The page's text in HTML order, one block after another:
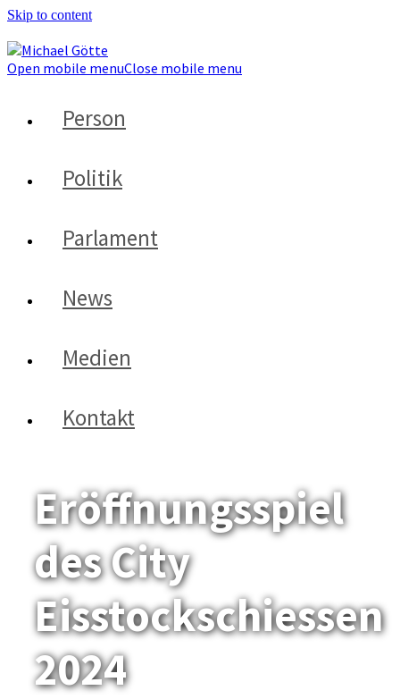
Skip to content
Open mobile menuClose mobile menu
Person
Politik
Parlament
News
Medien
Kontakt
Eröffnungsspiel
des City
Eisstockschiessen
2024